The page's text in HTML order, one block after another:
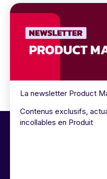
La newsletter Product
Contenus exclusifs,
incollables en Produit